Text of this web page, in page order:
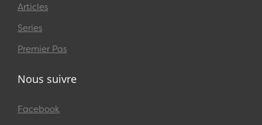
Articles
Series
Premier Pas
Nous suivre
Facebook